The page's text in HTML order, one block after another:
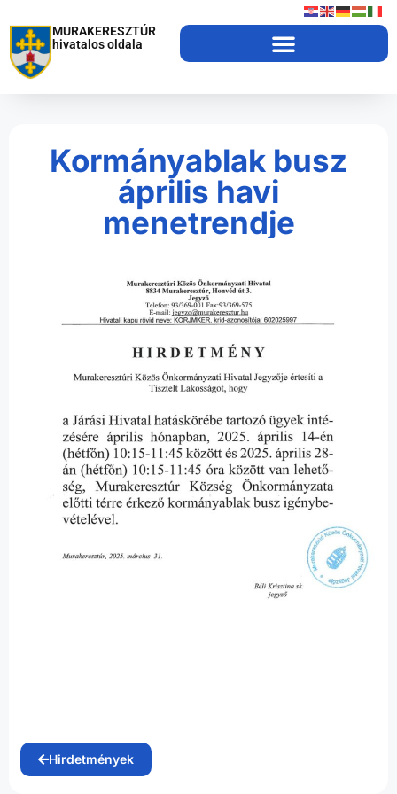
MURAKERESZTÚR
hivatalos oldala
Kormányablak busz
április havi
menetrendje
Hirdetmények